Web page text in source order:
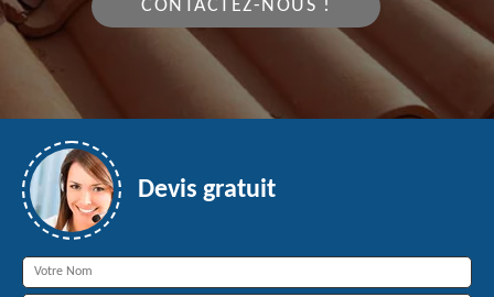
CONTACTEZ-NOUS !
Devis gratuit